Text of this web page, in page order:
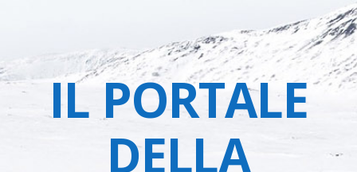
IL PORTALE
DELLA